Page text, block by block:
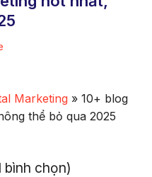
Marketing » 10+ blog
thể bỏ qua 2025
bình chọn)